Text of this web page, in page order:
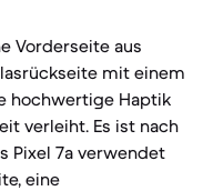
Vorderseite aus
mit einem
hochwertige Haptik
verleiht. Es ist nach
Pixel 7a verwendet
eine